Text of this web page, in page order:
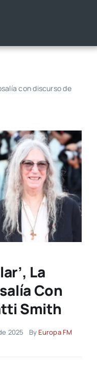
con discurso de
La
Con
Smith
2025 By Europa FM